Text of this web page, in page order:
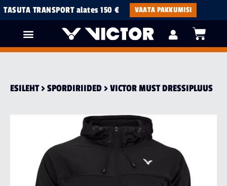
TASUTA TRANSPORT alates 150 € VAATA PAKKUMISI
ESILEHT>SPORDI­RIIDED> VICTOR MUST DRESSIPLUUS